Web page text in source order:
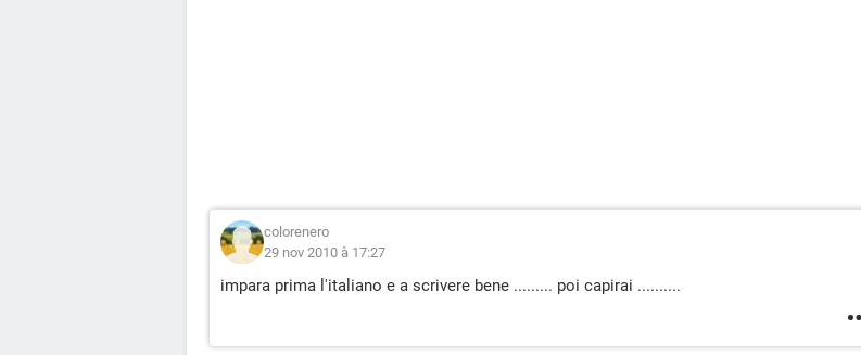
colorenero
29 nov 2010 à 17:27
impara prima l'italiano e a scrivere bene ......... poi capirai ..........